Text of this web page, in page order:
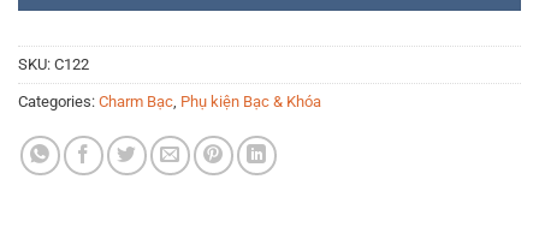
SKU: C122
Categories: Charm Bạc Phụ kiện Bạc & Khóa